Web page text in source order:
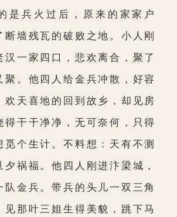
是兵火过后，原来的家家户
断墙残瓦的破败之地。小人刚
汉一家四口，悲欢离合，聚了
聚。他四人给金兵冲散，好容
欢天喜地的回到故乡，却见房
得干干净净，无可奈何，只得
觅个生计。不料想：天有不测
夕祸福。他四人刚进汴梁城，
队金兵。带兵的头儿一双三角
见那叶三姐生得美貌，跳下马